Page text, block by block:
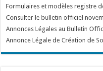
Formulaires et modèles registre
Consulter le bulletin officiel
Annonces Légales au Bulletin
Annonce Légale de Création de